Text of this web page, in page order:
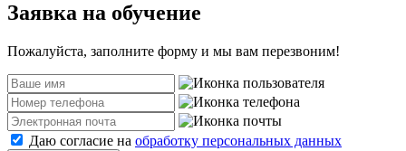
Заявка на обучение
Пожалуйста, заполните форму и мы вам перезвоним!
Даю согласие на обработку персональных данных